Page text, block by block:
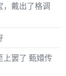
，戴出了格调
上罢了 甄嬛传